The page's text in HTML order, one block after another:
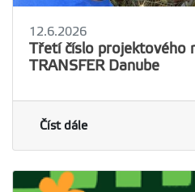
12.6.2026
Třetí číslo projektového
TRANSFER Danube
Číst dále